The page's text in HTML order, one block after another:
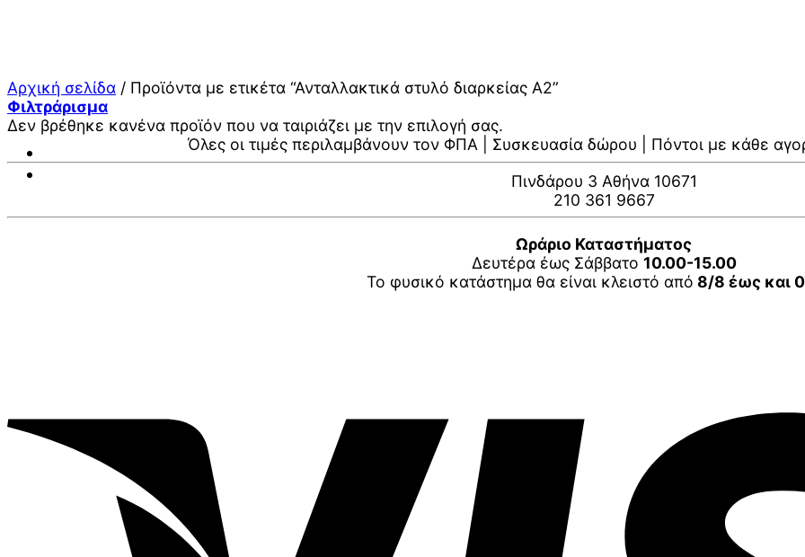
Αρχική σελίδα / Προϊόντα με ετικέτα “Ανταλλακτικά στυλό διαρκείας A2”
Φιλτράρισμα
Δεν βρέθηκε κανένα προϊόν που να ταιριάζει με την επιλογή σας.
Όλες οι τιμές περιλαμβάνουν τον ΦΠΑ | Συσκευασία δώρου | Πόντοι με κάθε
Πινδάρου 3 Αθήνα 10671
210 361 9667
Ωράριο Καταστήματος
Δευτέρα έως Σάββατο 10.00-15.00
Το φυσικό κατάστημα θα είναι κλειστό από 8/8 έως και